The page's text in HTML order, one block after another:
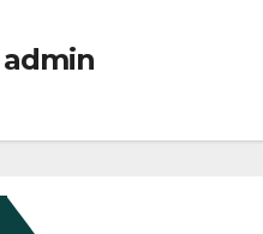
admin